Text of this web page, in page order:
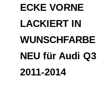
ECKE VORNE
LACKIERT IN
WUNSCHFARBE
NEU für Audi Q3
2011-2014